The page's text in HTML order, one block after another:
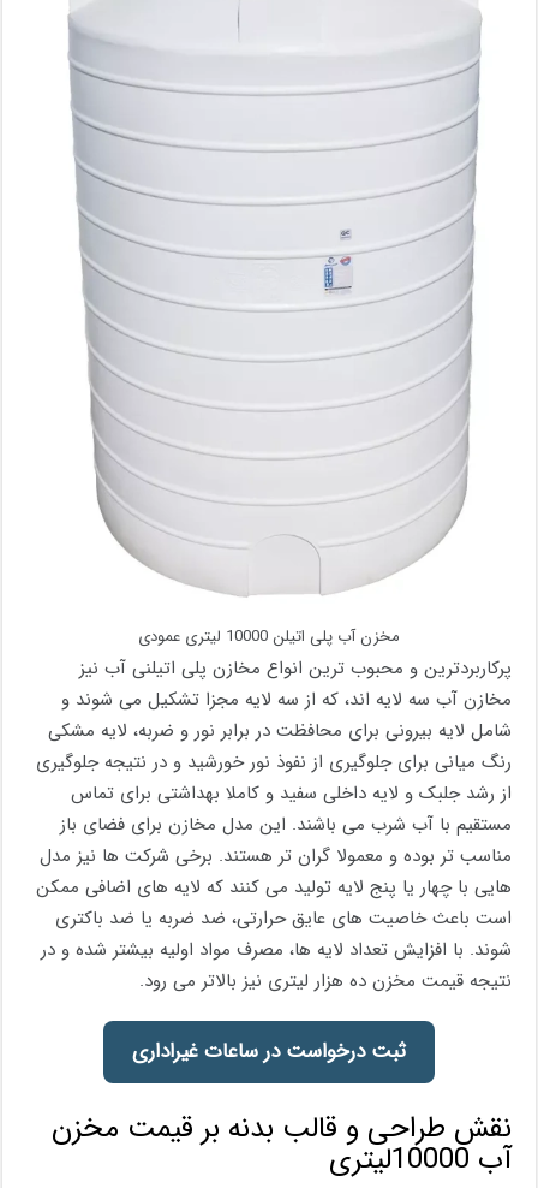
مخزن آب پلی اتیلن 10000 لیتری عمودی
پرکاربردترین و محبوب ترین انواع مخازن پلی اتیلنی آب نیز
مخازن آب سه لایه اند، که از سه لایه مجزا تشکیل می شوند و
شامل لایه بیرونی برای محافظت در برابر نور و ضربه، لایه مشکی
رنگ میانی برای جلوگیری از نفوذ نور خورشید و در نتیجه جلوگیری
از رشد جلبک و لایه داخلی سفید و کاملا بهداشتی برای تماس
مستقیم با آب شرب می باشند. این مدل مخازن برای فضای باز
مناسب تر بوده و معمولا گران تر هستند. برخی شرکت ها نیز مدل
هایی با چهار یا پنج لایه تولید می کنند که لایه های اضافی ممکن
است باعث خاصیت های عایق حرارتی، ضد ضربه یا ضد باکتری
شوند. با افزایش تعداد لایه ها، مصرف مواد اولیه بیشتر شده و در
نتیجه قیمت مخزن ده هزار لیتری نیز بالاتر می رود.
ثبت درخواست در ساعات غیراداری
نقش طراحی و قالب بدنه بر قیمت مخزن
آب 10000لیتری